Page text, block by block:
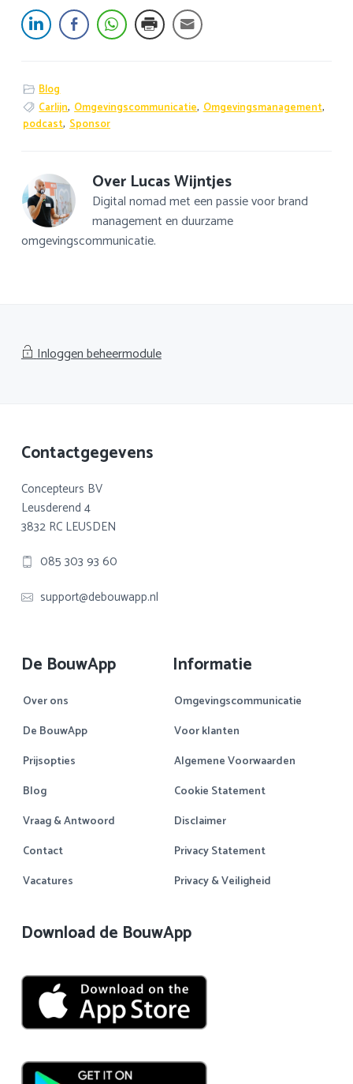
Blog
Carlijn, Omgevingscommunicatie, Omgevingsmanagement,
podcast, Sponsor
Over Lucas Wijntjes
Digital nomad met een passie voor brand
management en duurzame
omgevingscommunicatie.
Inloggen beheermodule
Footer
Contactgegevens
Concepteurs BV
Leusderend 4
3832 RC LEUSDEN
085 303 93 60
support@debouwapp.nl
De BouwApp
Over ons
De BouwApp
Prijsopties
Blog
Vraag & Antwoord
Contact
Vacatures
Informatie
Omgevingscommunicatie
Voor klanten
Algemene Voorwaarden
Cookie Statement
Disclaimer
Privacy Statement
Privacy & Veiligheid
Download de BouwApp